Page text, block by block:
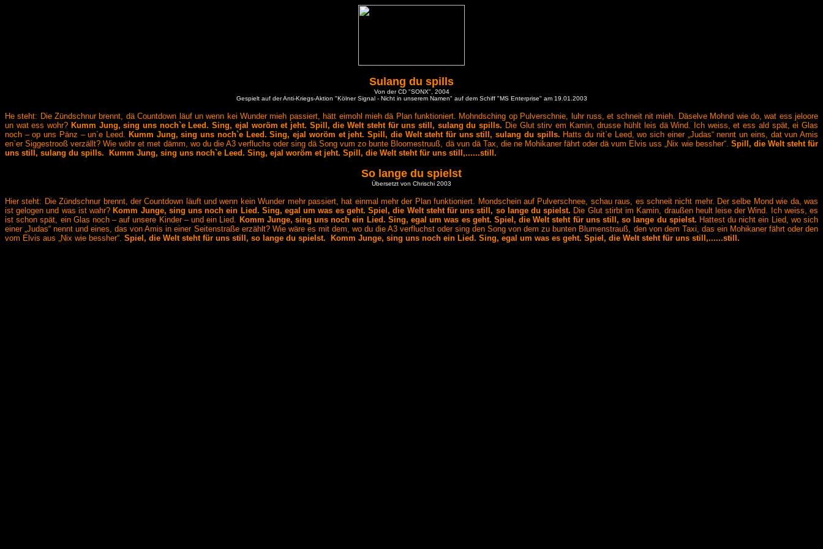
Sulang du spills
Von der CD "SONX", 2004
Gespielt auf der Anti-Kriegs-Aktion "Kölner Signal - Nicht in unserem Namen" auf dem Schiff "MS Enterprise" am 19.01.2003
He steht: Die Zündschnur brennt, dä Countdown läuf un wenn kei Wunder mieh passiert, hätt eimohl mieh dä Plan funktioniert. Mohndsching op Pulverschnie, luhr russ, et schneit nit mieh. Däselve Mohnd wie do, wat ess jeloore
un wat ess wohr? Kumm Jung, sing uns noch`e Leed. Sing, ejal woröm et jeht. Spill, die Welt steht für uns still, sulang du spills. Die Glut stirv em Kamin, drusse hühlt leis dä Wind. Ich weiss, et ess ald spät, ei Glas
noch – op uns Pänz – un`e Leed. Kumm Jung, sing uns noch`e Leed. Sing, ejal woröm et jeht. Spill, die Welt steht für uns still, sulang du spills. Hatts du nit`e Leed, wo sich einer „Judas“ nennt un eins, dat vun Amis
en`er Siggestrooß verzällt? Wie wöhr et met dämm, wo du die A3 verfluchs oder sing dä Song vum zo bunte Bloomestruuß, dä vun dä Tax, die ne Mohikaner fährt oder dä vum Elvis uss „Nix wie bessher“. Spill, die Welt steht für
uns still, sulang du spills. Kumm Jung, sing uns noch`e Leed. Sing, ejal woröm et jeht. Spill, die Welt steht für uns still,......still.
So lange du spielst
Übersetzt von Chrischi 2003
Hier steht: Die Zündschnur brennt, der Countdown läuft und wenn kein Wunder mehr passiert, hat einmal mehr der Plan funktioniert. Mondschein auf Pulverschnee, schau raus, es schneit nicht mehr. Der selbe Mond wie da, was
ist gelogen und was ist wahr? Komm Junge, sing uns noch ein Lied. Sing, egal um was es geht. Spiel, die Welt steht für uns still, so lange du spielst. Die Glut stirbt im Kamin, draußen heult leise der Wind. Ich weiss, es
ist schon spät, ein Glas noch – auf unsere Kinder – und ein Lied. Komm Junge, sing uns noch ein Lied. Sing, egal um was es geht. Spiel, die Welt steht für uns still, so lange du spielst. Hattest du nicht ein Lied, wo sich
einer „Judas“ nennt und eines, das von Amis in einer Seitenstraße erzählt? Wie wäre es mit dem, wo du die A3 verfluchst oder sing den Song von dem zu bunten Blumenstrauß, den von dem Taxi, das ein Mohikaner fährt oder den
vom Elvis aus „Nix wie bessher“. Spiel, die Welt steht für uns still, so lange du spielst. Komm Junge, sing uns noch ein Lied. Sing, egal um was es geht. Spiel, die Welt steht für uns still,......still.